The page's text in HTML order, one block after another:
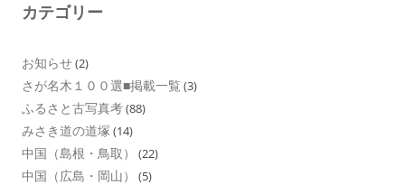
カテゴリー
お知らせ(2)
さが名木１００選■掲載一覧 (3)
ふるさと古写真考(88)
みさき道の道塚 (14)
中国（島根・鳥取） (22)
中国（広島・岡山） (5)